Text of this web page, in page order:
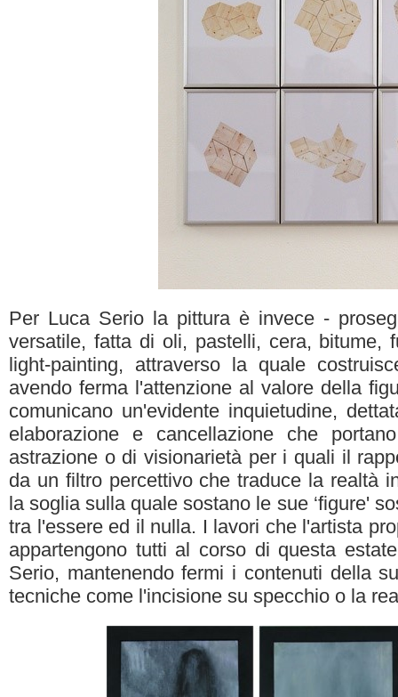
Per Luca Serio la pittura è invece -
versatile, fatta di oli, pastelli, cera, bitume,
light-painting, attraverso la quale
avendo ferma l'attenzione al valore della
comunicano un'evidente inquietudine,
elaborazione e cancellazione che
astrazione o di visionarietà per i quali il
da un filtro percettivo che traduce la realtà
la soglia sulla quale sostano le sue ‘figure'
tra l'essere ed il nulla. I lavori che l'artista
appartengono tutti al corso di questa
Serio, mantenendo fermi i contenuti della
tecniche come l'incisione su specchio o la